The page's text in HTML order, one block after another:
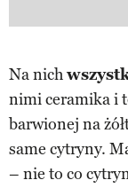
Na nich
nimi ceramika i
barwionej na
same cytryny.
– nie to co